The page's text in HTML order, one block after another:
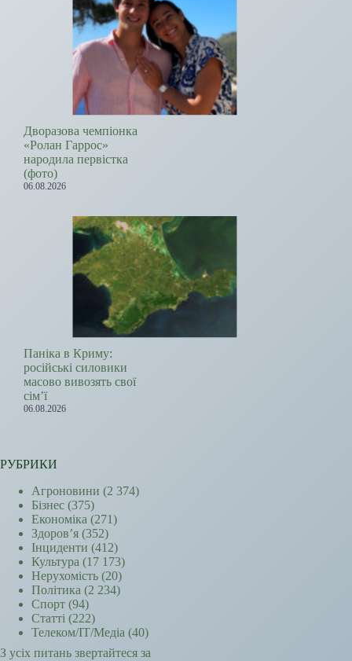
Дворазова чемпіонка
«Ролан Гаррос»
народила первістка
(фото)
06.08.2026
Паніка в Криму:
російські силовики
масово вивозять свої
сім’ї
06.08.2026
РУБРИКИ
Агроновини (2 374)
Бізнес (375)
Економіка (271)
Здоров’я (352)
Інциденти (412)
Культура (17 173)
Нерухомість (20)
Політика (2 234)
Спорт (94)
Статті (222)
Телеком/ІТ/Медіа (40)
З усіх питань звертайтеся за